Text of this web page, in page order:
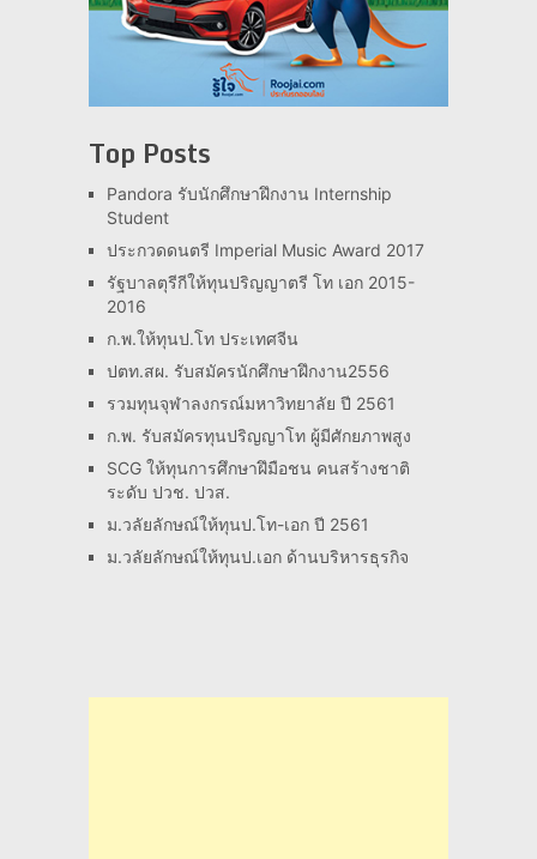
Top Posts
Pandora รับนักศึกษาฝึกงาน Internship
Student
ประกวดดนตรี Imperial Music Award 2017
รัฐบาลตุรีกีให้ทุนปริญญาตรี โท เอก 2015-
2016
ก.พ.ให้ทุนป.โท ประเทศจีน
ปตท.สผ. รับสมัครนักศึกษาฝึกงาน2556
รวมทุนจุฬาลงกรณ์มหาวิทยาลัย ปี 2561
ก.พ. รับสมัครทุนปริญญาโท ผู้มีศักยภาพสูง
SCG ให้ทุนการศึกษาฝึมือชน คนสร้างชาติ
ระดับ ปวช. ปวส.
ม.วลัยลักษณ์ให้ทุนป.โท-เอก ปี 2561
ม.วลัยลักษณ์ให้ทุนป.เอก ด้านบริหารธุรกิจ